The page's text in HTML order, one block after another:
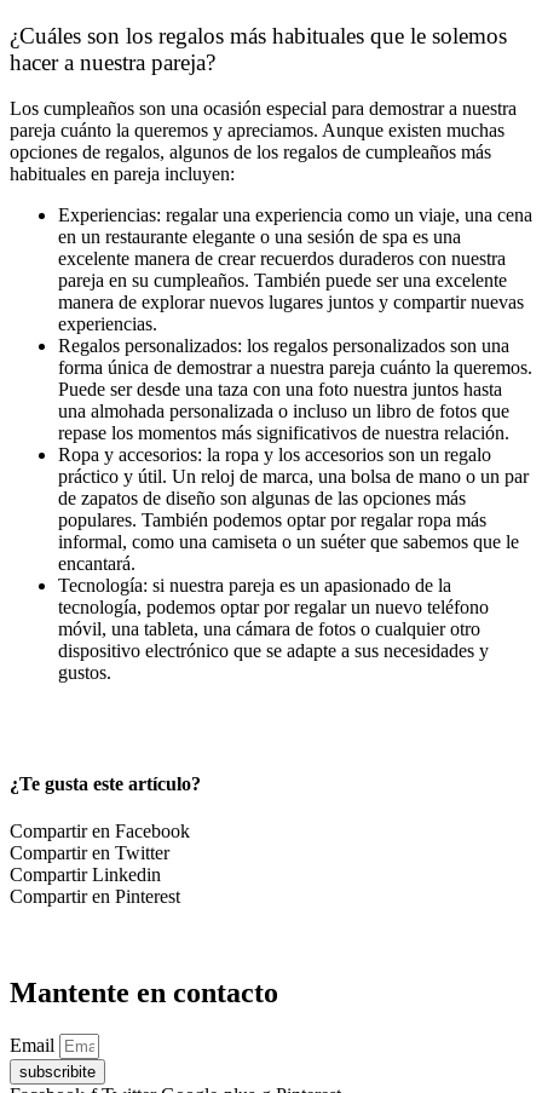
¿Cuáles son los regalos más habituales que le solemos
hacer a nuestra pareja?
Los cumpleaños son una ocasión especial para demostrar a nuestra
pareja cuánto la queremos y apreciamos. Aunque existen muchas
opciones de regalos, algunos de los regalos de cumpleaños más
habituales en pareja incluyen:
Experiencias: regalar una experiencia como un viaje, una cena
en un restaurante elegante o una sesión de spa es una
excelente manera de crear recuerdos duraderos con nuestra
pareja en su cumpleaños. También puede ser una excelente
manera de explorar nuevos lugares juntos y compartir nuevas
experiencias.
Regalos personalizados: los regalos personalizados son una
forma única de demostrar a nuestra pareja cuánto la queremos.
Puede ser desde una taza con una foto nuestra juntos hasta
una almohada personalizada o incluso un libro de fotos que
repase los momentos más significativos de nuestra relación.
Ropa y accesorios: la ropa y los accesorios son un regalo
práctico y útil. Un reloj de marca, una bolsa de mano o un par
de zapatos de diseño son algunas de las opciones más
populares. También podemos optar por regalar ropa más
informal, como una camiseta o un suéter que sabemos que le
encantará.
Tecnología: si nuestra pareja es un apasionado de la
tecnología, podemos optar por regalar un nuevo teléfono
móvil, una tableta, una cámara de fotos o cualquier otro
dispositivo electrónico que se adapte a sus necesidades y
gustos.
¿Te gusta este artículo?
Compartir en Facebook
Compartir en Twitter
Compartir Linkedin
Compartir en Pinterest
Mantente en contacto
Email
subscribite